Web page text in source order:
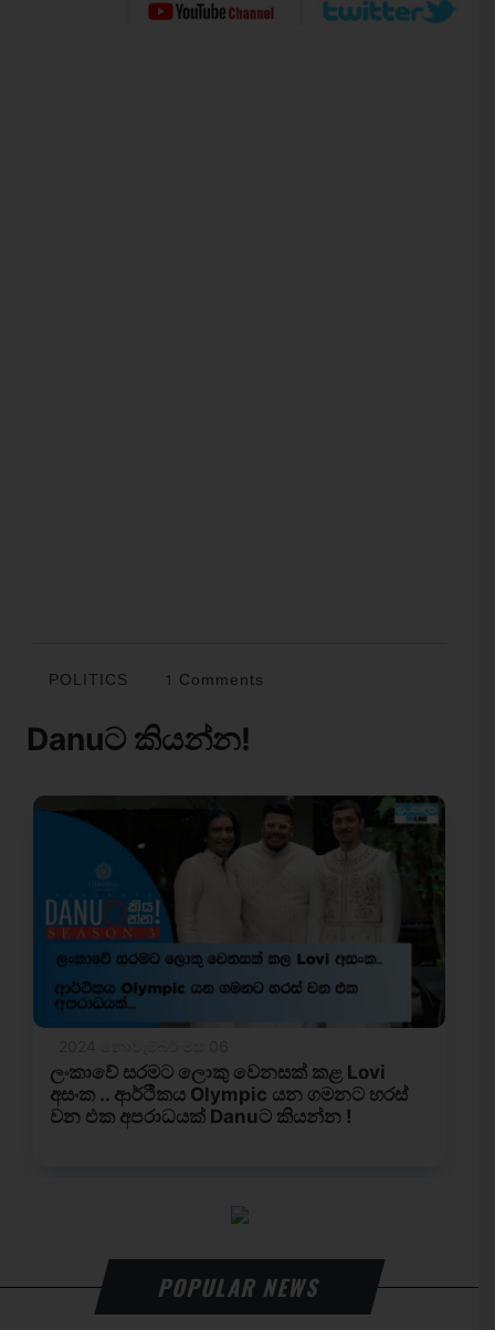
POLITICS 1 Comments
POPULAR NEWS